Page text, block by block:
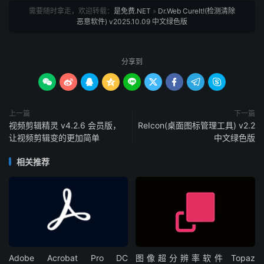
需要随时拿走，欢迎转载： 是免费.NET » Dr.Web CureIt!(检测清除
恶意软件) v2025.10.09 中文绿色版
分享到
        
上一篇
视频剪辑精灵 v4.2.6 会员版，
让视频剪辑变的更加简单
下一篇
ReIcon(桌面图标管理工具) v2.2
中文绿色版
相关推荐
Adobe Acrobat Pro DC
图像超分辨率软件 Topaz